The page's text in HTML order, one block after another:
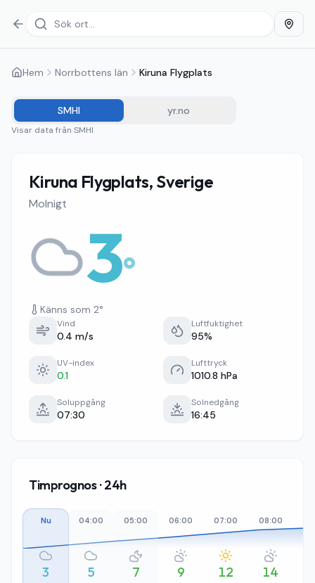
Hem Norrbottens län Kiruna Flygplats
SMHI yr.no
Visar data från SMHI
Kiruna Flygplats, Sverige
Molnigt
3°
Känns som 2°
Vind
0.4 m/s
Luftfuktighet
95%
UV-index
0.1
Lufttryck
1010.8 hPa
Soluppgång
07:30
Solnedgång
16:45
Timprognos · 24h
Nu
3
04:00
5
05:00
7
06:00
9
07:00
12
08:00
14